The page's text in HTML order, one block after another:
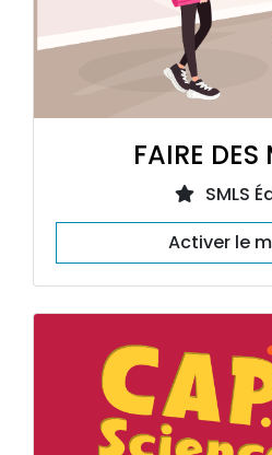
FAIRE
SMLS
Activer le